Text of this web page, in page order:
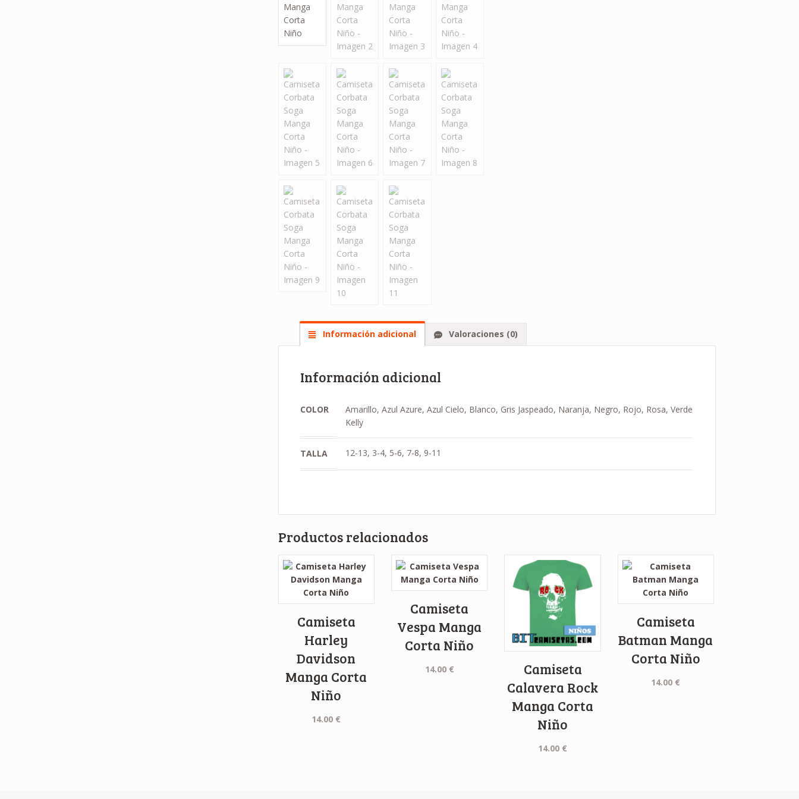
Información adicional Valoraciones (0)
Información adicional
COLOR
Amarillo, Azul Azure, Azul Cielo, Blanco, Gris Jaspeado, Naranja, Negro, Rojo, Rosa, Verde
Kelly
TALLA 12-13, 3-4, 5-6, 7-8, 9-11
Productos relacionados
Camiseta
Harley
Davidson
Manga Corta
Niño
14.00 €
Camiseta
Vespa Manga
Corta Niño
14.00 €
Camiseta
Calavera Rock
Manga Corta
Niño
14.00 €
Camiseta
Batman Manga
Corta Niño
14.00 €